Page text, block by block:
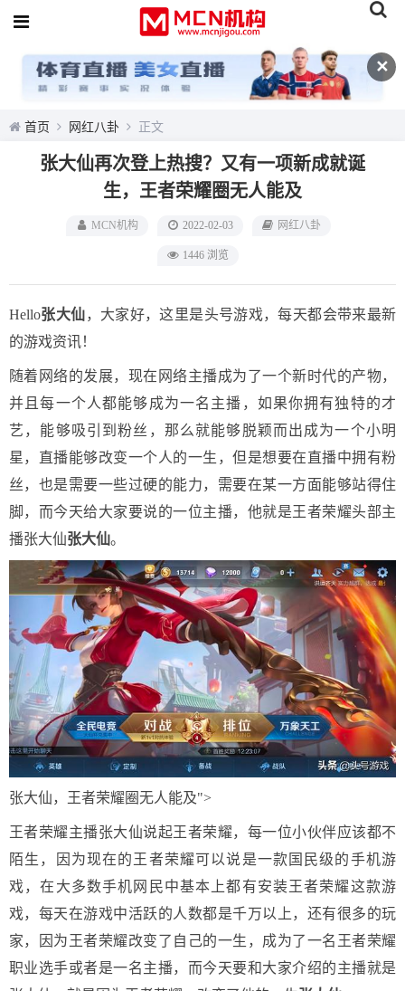
✕
首页 网红八卦 正文
张大仙再次登上热搜？又有一项新成就诞
生，王者荣耀圈无人能及
MCN机构 2022-02-03 网红八卦
1446 浏览
Hello张大仙，大家好，这里是头号游戏，每天都会带来最新
的游戏资讯！
随着网络的发展，现在网络主播成为了一个新时代的产物，
并且每一个人都能够成为一名主播，如果你拥有独特的才
艺，能够吸引到粉丝，那么就能够脱颖而出成为一个小明
星，直播能够改变一个人的一生，但是想要在直播中拥有粉
丝，也是需要一些过硬的能力，需要在某一方面能够站得住
脚，而今天给大家要说的一位主播，他就是王者荣耀头部主
播张大仙张大仙。
张大仙，王者荣耀圈无人能及">
王者荣耀主播张大仙说起王者荣耀，每一位小伙伴应该都不
陌生，因为现在的王者荣耀可以说是一款国民级的手机游
戏，在大多数手机网民中基本上都有安装王者荣耀这款游
戏，每天在游戏中活跃的人数都是千万以上，还有很多的玩
家，因为王者荣耀改变了自己的一生，成为了一名王者荣耀
职业选手或者是一名主播，而今天要和大家介绍的主播就是